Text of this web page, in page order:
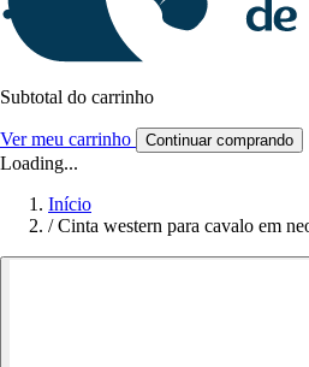
Subtotal do carrinho
Ver meu carrinho Continuar comprando
Loading...
Início
/ Cinta western para cavalo em